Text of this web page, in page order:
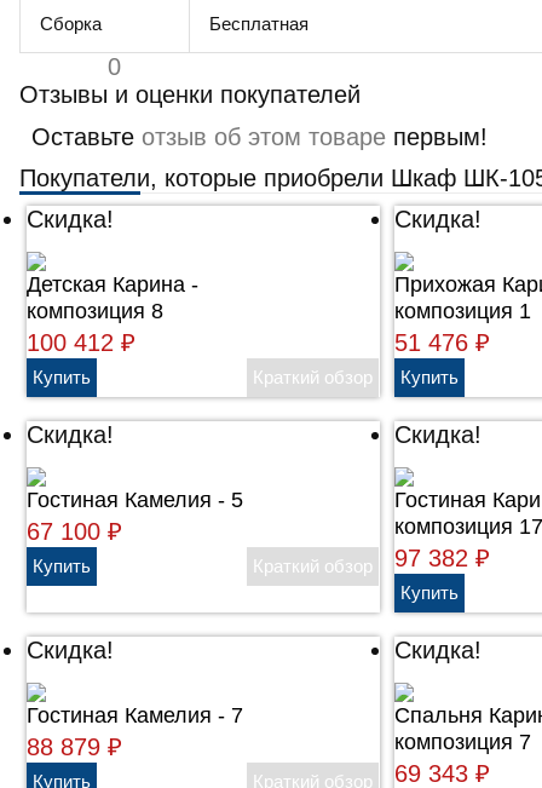
Сборка Бесплатная
0
Отзывы и оценки покупателей
Оставьте отзыв об этом товаре первым!
Покупатели, которые приобрели Шкаф ШК-
Скидка!
Детская Карина -
композиция 8
100 412₽
Скидка!
Прихожая
композиция 1
51 476₽
Скидка!
Гостиная Камелия - 5
67 100₽
Скидка!
Гостиная
композиция
97 382₽
Скидка!
Гостиная Камелия - 7
88 879₽
Скидка!
Cпальня
композиция 7
69 343₽